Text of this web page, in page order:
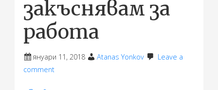
закъснявам за
работа
януари 11, 2018 Atanas Yonkov
Leave a
comment